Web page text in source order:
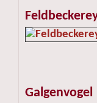
Galgenvogel